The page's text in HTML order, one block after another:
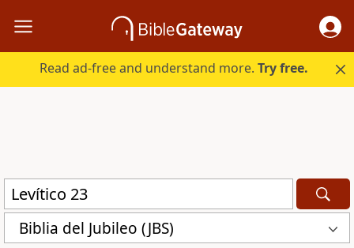
Read ad-free and understand more.Try free.
Biblia del Jubileo (JBS)